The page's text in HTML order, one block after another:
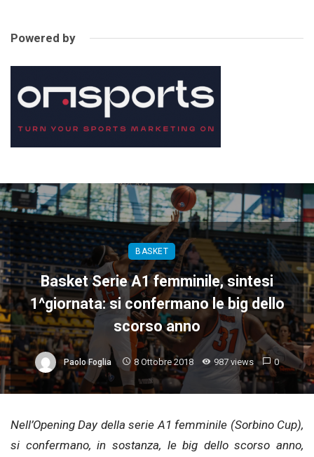
Powered by
BASKET
Basket Serie A1 femminile, sintesi
1^giornata: si confermano le big dello
scorso anno
Paolo Foglia 8 Ottobre 2018 987 views 0
Nell’Opening Day della serie A1 femminile (Sorbino Cup),
si confermano, in sostanza, le big dello scorso anno,